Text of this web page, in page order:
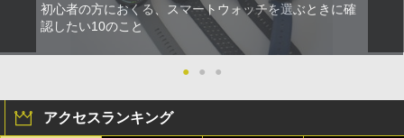
初心者の方におくる、スマートウォッチを選ぶときに確
認したい10のこと
● ● ●
アクセスランキング